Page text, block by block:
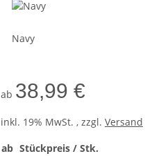
Navy
ab 38,99 €
inkl. 19% MwSt. , zzgl. Versand
ab Stückpreis / Stk.